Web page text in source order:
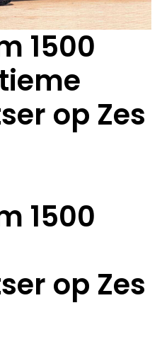
1500
op Zes
1500
op Zes